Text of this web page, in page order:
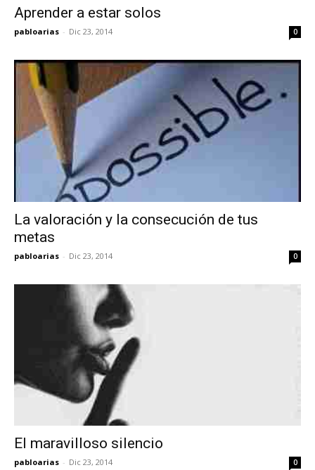
Aprender a estar solos
pabloarias - Dic 23, 2014 0
La valoración y la consecución de tus
metas
pabloarias - Dic 23, 2014 0
El maravilloso silencio
pabloarias - Dic 23, 2014 0